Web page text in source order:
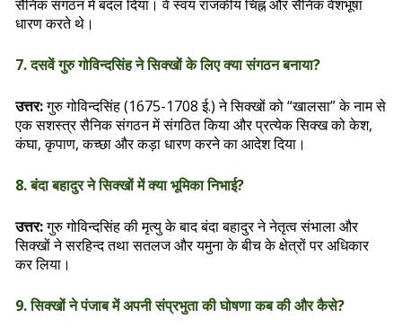
सैनिक संगठन में बदल दिया। वे स्वयं राजकीय चिह्न और सैनिक वेशभूषा
धारण करते थे।
7. दसवें गुरु गोविन्दसिंह ने सिक्खों के लिए क्या संगठन बनाया?
उत्तर:गुरु गोविन्दसिंह (1675-1708 ई.) ने सिक्खों को “खालसा” के नाम से
एक सशस्त्र सैनिक संगठन में संगठित किया और प्रत्येक सिक्ख को केश,
कंघा, कृपाण, कच्छा और कड़ा धारण करने का आदेश दिया।
8. बंदा बहादुर ने सिक्खों में क्या भूमिका निभाई?
उत्तर:गुरु गोविन्दसिंह की मृत्यु के बाद बंदा बहादुर ने नेतृत्व संभाला और
सिक्खों ने सरहिन्द तथा सतलज और यमुना के बीच के क्षेत्रों पर अधिकार
कर लिया।
9. सिक्खों ने पंजाब में अपनी संप्रभुता की घोषणा कब की और कैसे?